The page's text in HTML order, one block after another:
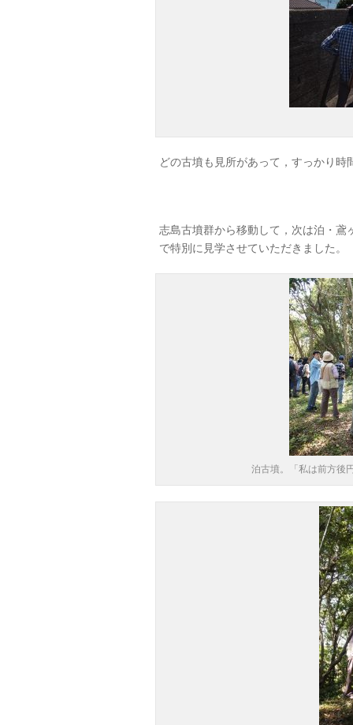
どの古墳も見所があって，すっかり
志島古墳群から移動して，次は泊・
で特別に見学させていただきました。
泊古墳。「私は前方後